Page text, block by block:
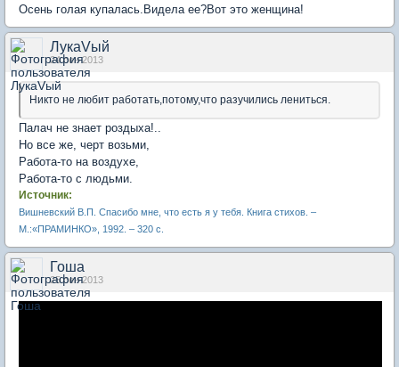
Осень голая купалась.Видела ее?Вот это женщина!
ЛукаVый
24 сен 2013
Никто не любит работать,потому,что разучились лениться.
Палач не знает роздыха!..
Но все же, черт возьми,
Работа-то на воздухе,
Работа-то с людьми.
Источник:
Вишневский В.П. Спасибо мне, что есть я у тебя. Книга стихов. –
М.:«ПРАМИНКО», 1992. – 320 с.
Гоша
25 сен 2013